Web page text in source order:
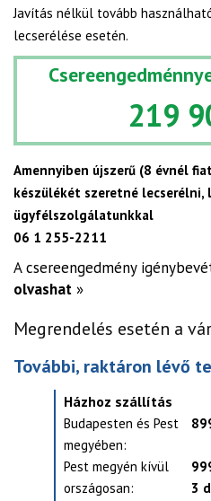
Javítás nélkül tovább
lecserélése esetén.
219
Amennyiben újszerű (8 évnél
készülékét szeretné
ügyfélszolgálatunkkal
06 1 255-2211
A csereengedmény
olvashat »
Megrendelés esetén a
További, raktáron lévő
Házhoz szállítás
Budapesten és Pest
megyében:
Pest megyén kívül
országosan:
3